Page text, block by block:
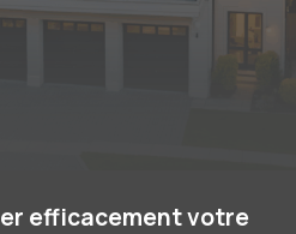
efficacement votre